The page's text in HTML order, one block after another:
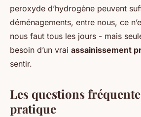
peroxyde d’hydrogène peuvent
déménagements, entre nous, ce
nous faut tous les jours - mais
besoin d’un vrai assainissement
sentir.
Les questions
pratique